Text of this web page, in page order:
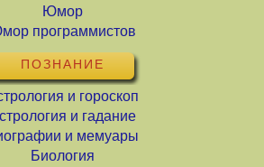
Юмор
программистов
ПОЗНАНИЕ
и гороскоп
и гадание
и мемуары
Биология